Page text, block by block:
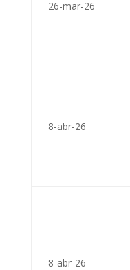
26-mar-26
8-abr-26
8-abr-26